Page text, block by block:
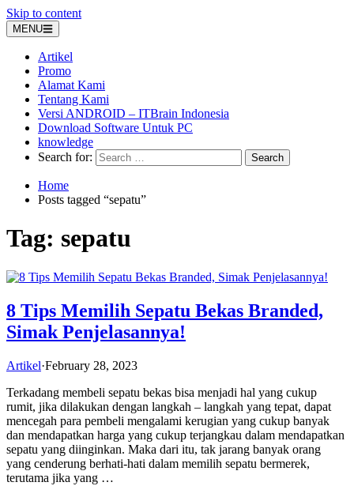
Skip to content
MENU
Artikel
Promo
Alamat Kami
Tentang Kami
Versi ANDROID – ITBrain Indonesia
Download Software Untuk PC
knowledge
Search for:
Home
Posts tagged “sepatu”
Tag: sepatu
8 Tips Memilih Sepatu Bekas Branded,
Simak Penjelasannya!
Artikel·February 28, 2023
Terkadang membeli sepatu bekas bisa menjadi hal yang cukup
rumit, jika dilakukan dengan langkah – langkah yang tepat, dapat
mencegah para pembeli mengalami kerugian yang cukup banyak
dan mendapatkan harga yang cukup terjangkau dalam mendapatkan
sepatu yang diinginkan. Maka dari itu, tak jarang banyak orang
yang cenderung berhati-hati dalam memilih sepatu bermerek,
terutama jika yang …